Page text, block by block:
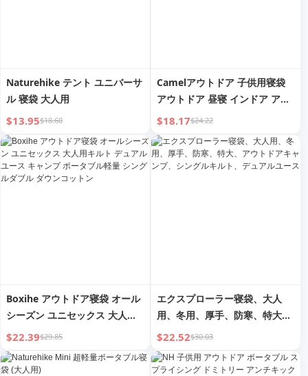
Naturehike テント ユニバーサ
ル 寝袋 大人用
$13.95$18.60
Camelアウトドア 子供用寝袋
アウトドア 昼寝 インドア アン
チキック ブランケット 学生 汚
れ防止 オールシーズン ユニセ
ックス 春夏 ヒートテック
$18.17$24.22
Boxihe アウトドア寝袋 オール
シーズン ユニセックス 大人用
キルト デュアルユース キャン
プ ポータブル軽量 シングルダ
ブル ダウンコットン
$22.39$29.85
エクスプローラー寝袋、大人
用、冬用、厚手、防寒、特大、
アウトドアキャンプ、シングル
キルト、デュアルユース
$22.52$30.03